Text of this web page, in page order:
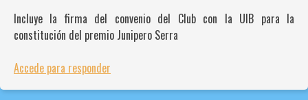
Incluye la firma del convenio del Club con la UIB para la
constitución del premio Junipero Serra
Accede para responder